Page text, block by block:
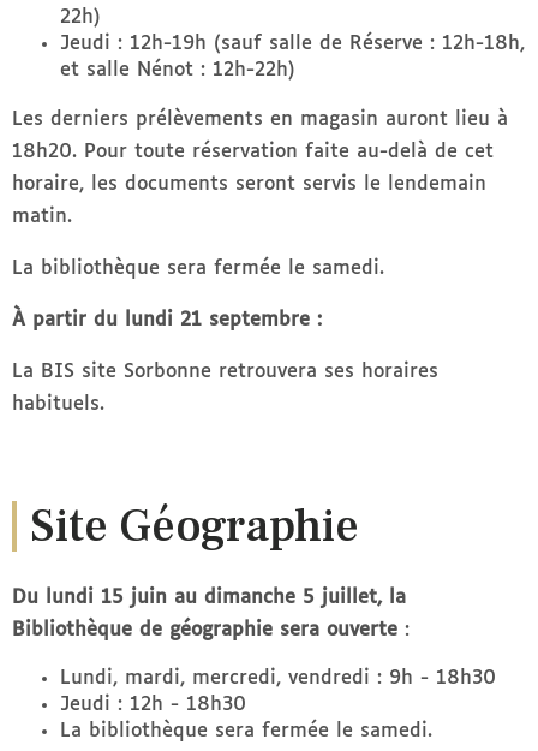
22h)
Jeudi : 12h-19h (sauf salle de Réserve : 12h-18h,
et salle Nénot : 12h-22h)
Les derniers prélèvements en magasin auront lieu à
18h20. Pour toute réservation faite au-delà de cet
horaire, les documents seront servis le lendemain
matin.
La bibliothèque sera fermée le samedi.
À partir du lundi 21 septembre :
La BIS site Sorbonne retrouvera ses horaires
habituels.
Site Géographie
Du lundi 15 juin au dimanche 5 juillet, la
Bibliothèque de géographie sera ouverte :
Lundi, mardi, mercredi, vendredi : 9h - 18h30
Jeudi : 12h - 18h30
La bibliothèque sera fermée le samedi.